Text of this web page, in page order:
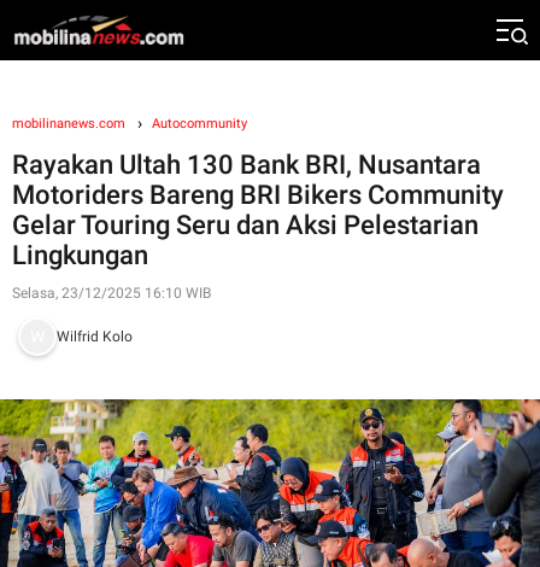
mobilinanews.com Autocommunity
Rayakan Ultah 130 Bank BRI, Nusantara
Motoriders Bareng BRI Bikers Community
Gelar Touring Seru dan Aksi Pelestarian
Lingkungan
Selasa, 23/12/2025 16:10 WIB
Wilfrid Kolo